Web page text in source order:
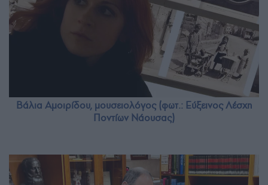
Βάλια Αμοιρίδου, μουσειολόγος (φωτ.: Εύξεινος Λέσχη
Ποντίων Νάουσας)